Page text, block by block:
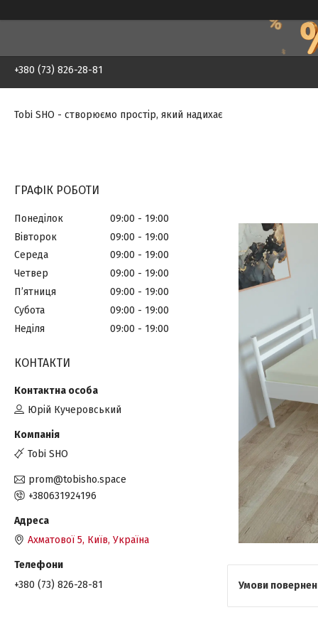
+380 (73) 826-28-81
Tobi SHO - створюємо простір, який надихає
ГРАФІК РОБОТИ
Понеділок 09:00
19:00
Вівторок
09:00
19:00
Середа
09:00
19:00
Четвер
09:00
19:00
Пʼятниця
09:00
19:00
Субота
09:00
19:00
Неділя
09:00 19:00
КОНТАКТИ
Юрій Кучеровський
Tobi SHO
prom@tobisho.space
+380631924196
Ахматової 5, Київ, Україна
+380 (73) 826-28-81